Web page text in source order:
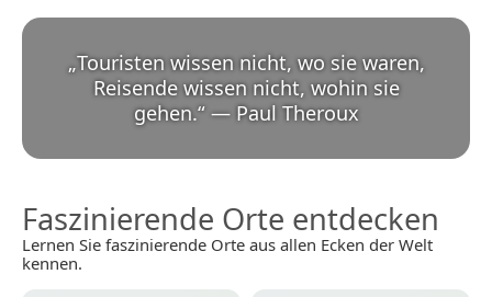
„Touristen wissen nicht, wo sie waren,
Reisende wissen nicht, wohin sie
gehen.“ — Paul Theroux
Faszinierende Orte entdecken
Lernen Sie faszinierende Orte aus allen Ecken der Welt
kennen.